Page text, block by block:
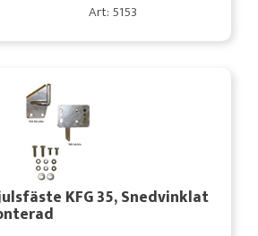
Art: 5153
KFG 35, Snedvinklat